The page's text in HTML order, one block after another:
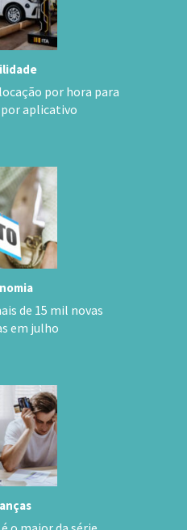
por hora para
aplicativo
de 15 mil novas
em julho